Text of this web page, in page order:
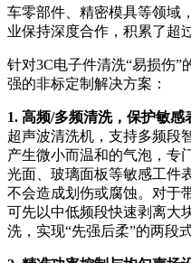
车零部件、精密模具等领域
业保持深度合作，积累了超
针对3C电子件清洗“易损伤”
强的非标定制解决方案：
1. 高频/多频清洗，保护敏感
超声波清洗机，支持多频段
产生微小而温和的气泡，专
光面、玻璃面板等敏感工件
不会造成划伤或腐蚀。对于
可先以中低频段快速剥离大
洗，实现“先强后柔”的两段